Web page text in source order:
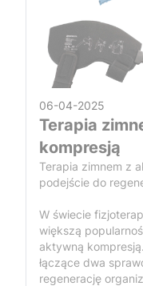
06-04-2025
Terapia
kompresją
Terapia zimnem z
podejście do
W świecie
większą
aktywną
łączące dwa
regenerację